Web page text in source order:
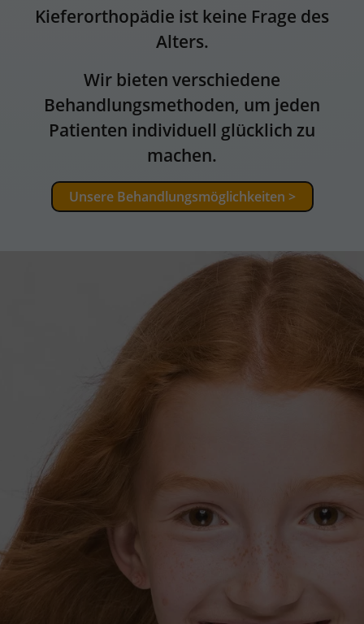
Kieferorthopädie ist keine Frage des
Alters.
Wir bieten verschiedene
Behandlungsmethoden, um jeden
Patienten individuell glücklich zu
machen.
Unsere Behandlungsmöglichkeiten >